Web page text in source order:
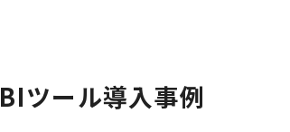
BIツール導入事例